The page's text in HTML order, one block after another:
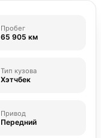
Пробег
65 905 км
Тип кузова
Хэтчбек
Привод
Передний